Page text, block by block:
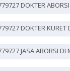
DOKTER
DOKTER KURET
JASA ABORSI DI